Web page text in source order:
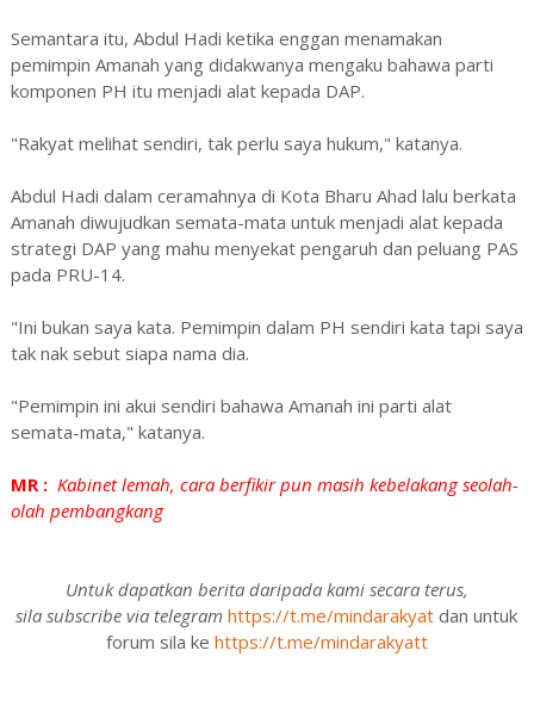
Semantara itu, Abdul Hadi ketika enggan menamakan
pemimpin Amanah yang didakwanya mengaku bahawa parti
komponen PH itu menjadi alat kepada DAP.
"Rakyat melihat sendiri, tak perlu saya hukum," katanya.
Abdul Hadi dalam ceramahnya di Kota Bharu Ahad lalu berkata
Amanah diwujudkan semata-mata untuk menjadi alat kepada
strategi DAP yang mahu menyekat pengaruh dan peluang PAS
pada PRU-14.
"Ini bukan saya kata. Pemimpin dalam PH sendiri kata tapi saya
tak nak sebut siapa nama dia.
"Pemimpin ini akui sendiri bahawa Amanah ini parti alat
semata-mata," katanya.
MR :Kabinet lemah, cara berfikir pun masih kebelakang seolah-
olah pembangkang
Untuk dapatkan berita daripada kami secara terus,
sila subscribe via telegram https://t.me/mindarakyat dan untuk
forum sila ke https://t.me/mindarakyatt